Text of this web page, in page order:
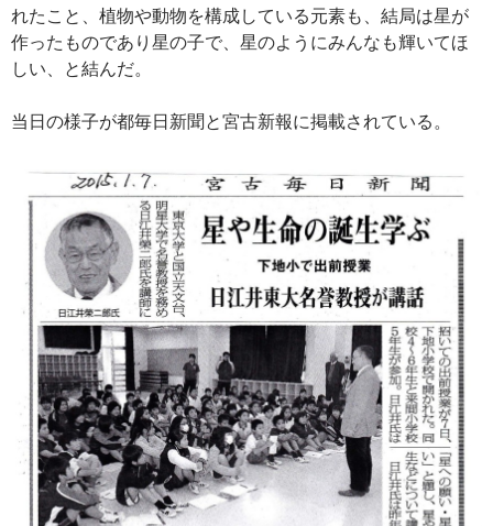
れたこと、植物や動物を構成している元素も、結局は星が
作ったものであり星の子で、星のようにみんなも輝いてほ
しい、と結んだ。
当日の様子が都毎日新聞と宮古新報に掲載されている。